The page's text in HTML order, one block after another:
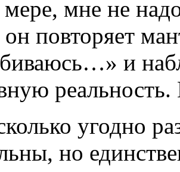
мне не
он повторяет
и
угодно
но